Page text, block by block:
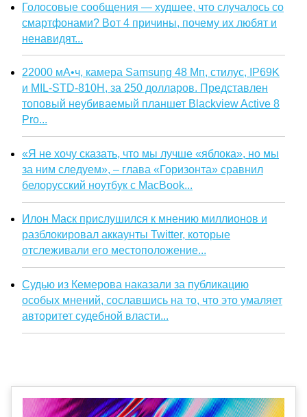
Голосовые сообщения — худшее, что случалось со
смартфонами? Вот 4 причины, почему их любят и
ненавидят...
22000 мА•ч, камера Samsung 48 Мп, стилус, IP69K
и MIL-STD-810H, за 250 долларов. Представлен
топовый неубиваемый планшет Blackview Active 8
Pro...
«Я не хочу сказать, что мы лучше «яблока», но мы
за ним следуем», – глава «Горизонта» сравнил
белорусский ноутбук с MacBook...
Илон Маск прислушился к мнению миллионов и
разблокировал аккаунты Twitter, которые
отслеживали его местоположение...
Судью из Кемерова наказали за публикацию
особых мнений, сославшись на то, что это умаляет
авторитет судебной власти...